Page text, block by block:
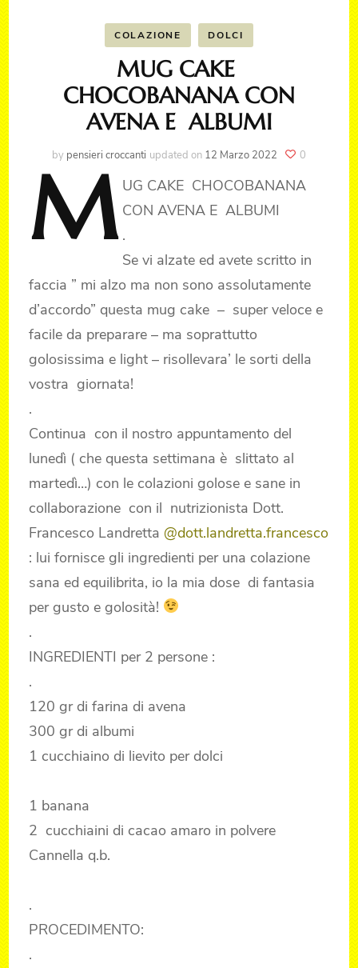
COLAZIONE DOLCI
MUG CAKE
CHOCOBANANA CON
AVENA E ALBUMI
by pensieri croccanti updated on 12 Marzo 2022 0
M UG CAKE CHOCOBANANA
CON AVENA E ALBUMI
.
Se vi alzate ed avete scritto in
faccia ” mi alzo ma non sono assolutamente
d’accordo” questa mug cake – super veloce e
facile da preparare – ma soprattutto
golosissima e light – risollevara’ le sorti della
vostra giornata!
.
Continua con il nostro appuntamento del
lunedì ( che questa settimana è slittato al
martedì…) con le colazioni golose e sane in
collaborazione con il nutrizionista Dott.
Francesco Landretta @dott.landretta.francesco
: lui fornisce gli ingredienti per una colazione
sana ed equilibrita, io la mia dose di fantasia
per gusto e golosità!
.
INGREDIENTI per 2 persone :
.
120 gr di farina di avena
300 gr di albumi
1 cucchiaino di lievito per dolci
1 banana
2 cucchiaini di cacao amaro in polvere
Cannella q.b.
.
PROCEDIMENTO:
.